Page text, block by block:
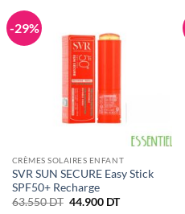
-29%
CRÈMES SOLAIRES ENFANT
SVR SUN SECURE Easy Stick
SPF50+ Recharge
63.550DT Le
44.900 DTLe